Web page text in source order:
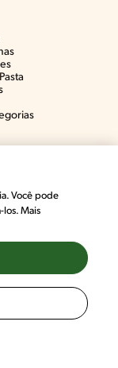
Você pode
los. Mais